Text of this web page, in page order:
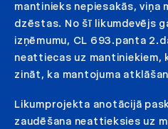
mantinieks nepiesakās,
dzēstas. No šī likumdevējs
izņēmumu, CL 693.panta
neattiecas uz mantiniekiem,
zināt, ka mantojuma
Likumprojekta anotācijā
zaudēšana neattieksies uz